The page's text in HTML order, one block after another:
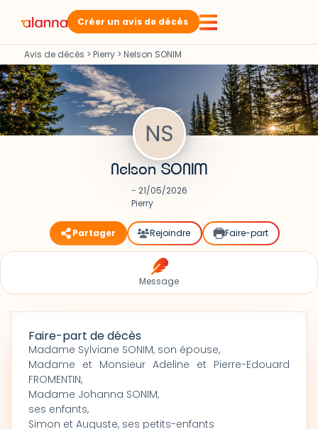
Créer un avis de décès
Avis de décès > Pierry > Nelson SONIM
Nelson SONIM
- 21/05/2026
Pierry
Partager Rejoindre Faire-part
Message
Faire-part de décès
Madame Sylviane SONIM, son épouse,
Madame et Monsieur Adeline et Pierre-Edouard
FROMENTIN,
Madame Johanna SONIM,
ses enfants,
Simon et Auguste, ses petits-enfants